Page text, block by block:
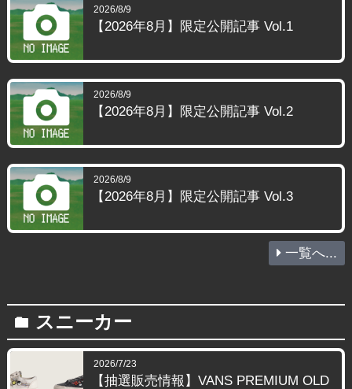
2026/8/9
【2026年8月】限定公開記事 Vol.1
2026/8/9
【2026年8月】限定公開記事 Vol.2
2026/8/9
【2026年8月】限定公開記事 Vol.3
一覧へ...
folder スニーカー
2026/7/23
【抽選販売情報】VANS PREMIUM OLD